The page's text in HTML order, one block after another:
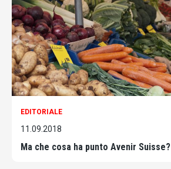
EDITORIALE
11.09.2018
Ma che cosa ha punto Avenir Suisse?